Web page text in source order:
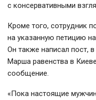
с консервативными
Кроме того, сотрудник
на указанную петицию
Он также написал пост,
Марша равенства в
сообщение.
«Пока настоящие